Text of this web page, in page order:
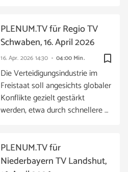
bookmark_border
16. Apr. 2026 14:30 04:00 Min.
PLENUM.TV für Regio TV
Schwaben, 16. April 2026
Die Verteidigungsindustrie im
Freistaat soll angesichts globaler
Konflikte gezielt gestärkt
werden, etwa durch schnellere …
PLENUM.TV für
Niederbayern TV Landshut,